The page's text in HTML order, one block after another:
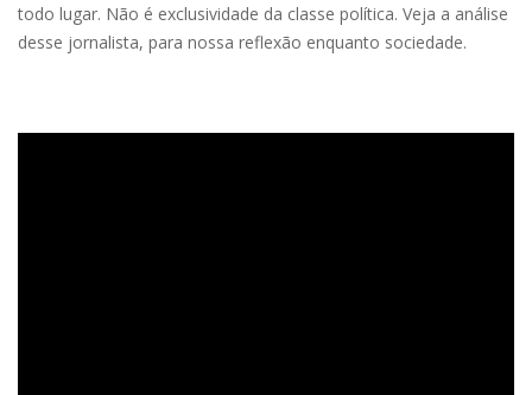
todo lugar. Não é exclusividade da classe política. Veja a análise
desse jornalista, para nossa reflexão enquanto sociedade.